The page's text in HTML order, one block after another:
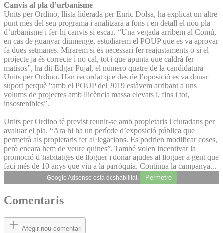
Canvis al pla d’urbanisme
Units per Ordino, llista liderada per Enric Dolsa, ha explicat un altre
punt més del seu programa i analitzarà a fons i en detall el nou pla
d’urbanisme i fer-hi canvis si escau. “Una vegada arribem al Comú,
en cas de guanyar diumenge, estudiarem el POUP que es va aprovar
fa dues setmanes. Mirarem si és necessari fer reajustaments o si el
projecte ja és correcte i no cal, tot i que apunta que caldrà fer
matisos”, ha dit Edgar Pujal, el número quatre de la candidatura
Units per Ordino. Han recordat que des de l’oposició es va donar
suport perquè “amb el POUP del 2019 estàvem arribant a uns
volums de projectes amb llicència massa elevats i, fins i tot,
insostenibles”.
Units per Ordino té previst reunir-se amb propietaris i ciutadans per
avaluar el pla. “Ara hi ha un període d’exposició pública que
permetrà als propietaris fer al·legacions. Es podrien modificar coses,
però encara hem de veure quines”. També volen incentivar la
promoció d’habitatges de lloguer i donar ajudes al lloguer a gent que
faci més de 10 anys que viu a la parròquia. Continua la campanya...
Google Adsense està deshabilitat. Permetre
Comentaris
Afegir nou comentari